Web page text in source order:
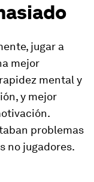
jugar a
mejor
mental y
y mejor
problemas
no jugadores.